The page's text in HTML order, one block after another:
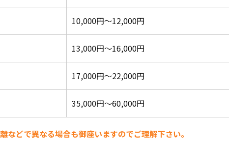
10,000円～12,000円
13,000円～16,000円
17,000円～22,000円
35,000円～60,000円
どで異なる場合も御座いますのでご理解下さい。